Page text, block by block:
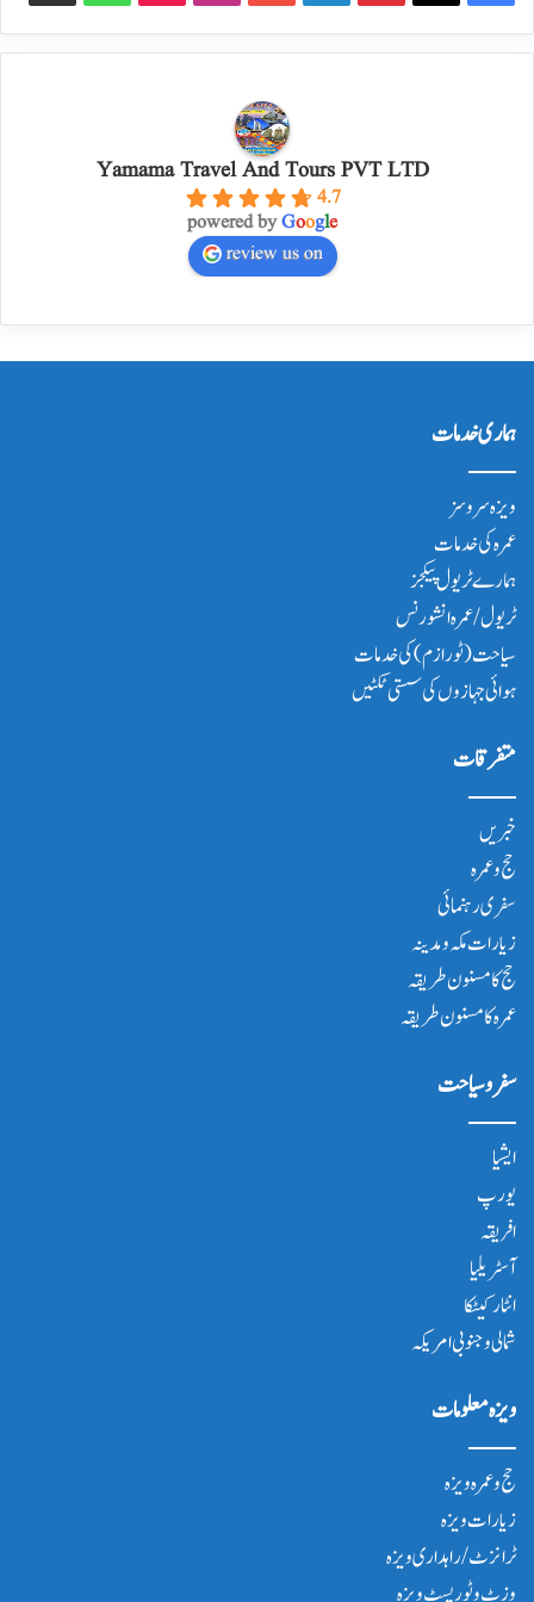
Yamama Travel And Tours PVT LTD
4.7
powered byGoogle
review us on
ہماری خدمات
ویزہ سروسز
عمرہ کی خدمات
ہمارے ٹریول پیکجز
ٹریول/عمرہ انشورنس
سیاحت(ٹورازم) کی خدمات
ہوائی جہازوں کی سستی ٹکٹیں
متفرقات
خبریں
حج و عمرہ
سفری رہنمائی
زیارات مکہ و مدینہ
حج کا مسنون طریقہ
عمرہ کا مسنون طریقہ
سفر و سیاحت
ایشیا
یورپ
افریقہ
آسٹریلیا
انٹار کیٹکا
شمالی و جنوبی امریکہ
ویزہ معلومات
حج و عمرہ ویزہ
زیارات ویزہ
ٹرانزٹ/ راہداری ویزہ
وزٹ و ٹوریسٹ ویزہ